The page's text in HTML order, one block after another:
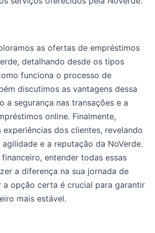
as ofertas de empréstimos
detalhando desde os tipos
funciona o processo de
discutimos as vantagens dessa
a segurança nas transações e a
online. Finalmente,
experiências dos clientes, revelando
e a reputação da NoVerde.
entender todas essas
a diferença na sua jornada de
a opção certa é crucial para garantir
mais estável.